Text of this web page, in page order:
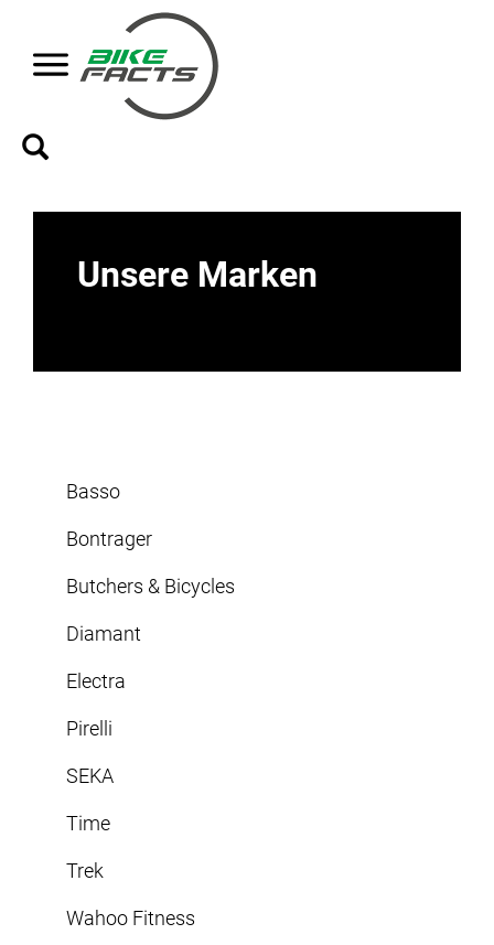
Unsere Marken
Basso
Bontrager
Butchers & Bicycles
Diamant
Electra
Pirelli
SEKA
Time
Trek
Wahoo Fitness